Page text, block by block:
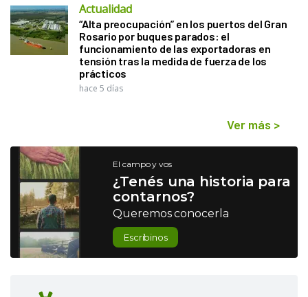
Actualidad
“Alta preocupación” en los puertos del Gran
Rosario por buques parados: el
funcionamiento de las exportadoras en
tensión tras la medida de fuerza de los
prácticos
hace 5 días
Ver más >
El campo y vos
¿Tenés una historia para
contarnos?
Queremos conocerla
Escribinos